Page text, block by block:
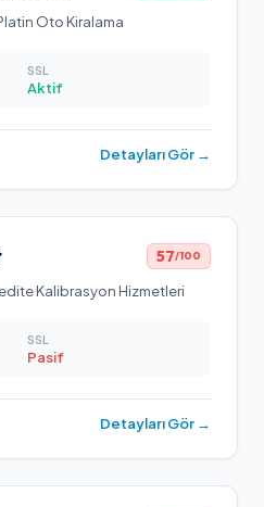
Oto Kiralama
SSL
Aktif
Detayları Gör →
57/100
Kalibrasyon Hizmetleri
SSL
Pasif
Detayları Gör →